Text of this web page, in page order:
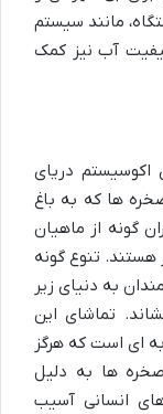
مانند سیستم
آب نیز کمک
اکوسیستم دریای
ها که به باغ
گونه از ماهیان
هستند. تنوع گونه
به دنیای زیر
تماشای این
ای است که هرگز
ها به دلیل
انسانی آسیب